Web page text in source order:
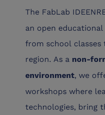
The FabLab
an open
from school
region. As a non-
environment, we
workshops where
technologies, bring